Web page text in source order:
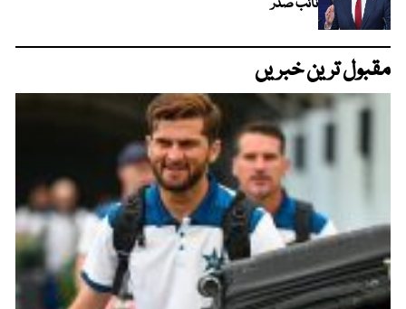
نائب صدر
مقبول ترین خبریں